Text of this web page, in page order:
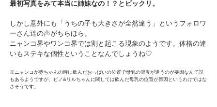
最初写真をみて本当に姉妹なの！？とビックリ。
しかし意外にも「うちの子も大きさが全然違う」というフォロワ
ーさん達の声がちらほら。
ニャンコ界やワンコ界では割と起こる現象のようです。体格の違
いもステキな個性ということなんでしょうね♡
※ニャンコが赤ちゃんの時に飲んだおっぱいの位置で母乳の濃度が違うのが要因なんて説
もあるようですが、ピノ&リルちゃんに関しては飲んだ母乳の位置が原因というわけではな
さそうです。